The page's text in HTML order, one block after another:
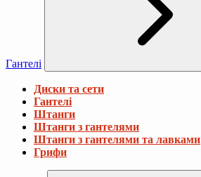
Гантелі
Диски та сети
Гантелі
Штанги
Штанги з гантелями
Штанги з гантелями та лавками
Грифи